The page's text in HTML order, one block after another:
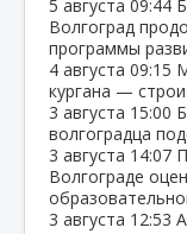
5 августа 09:44
Волгоград
программы
4 августа 09:15
кургана —
3 августа 15:00
волгоградца
3 августа 14:07
Волгограде
3 августа 12:53